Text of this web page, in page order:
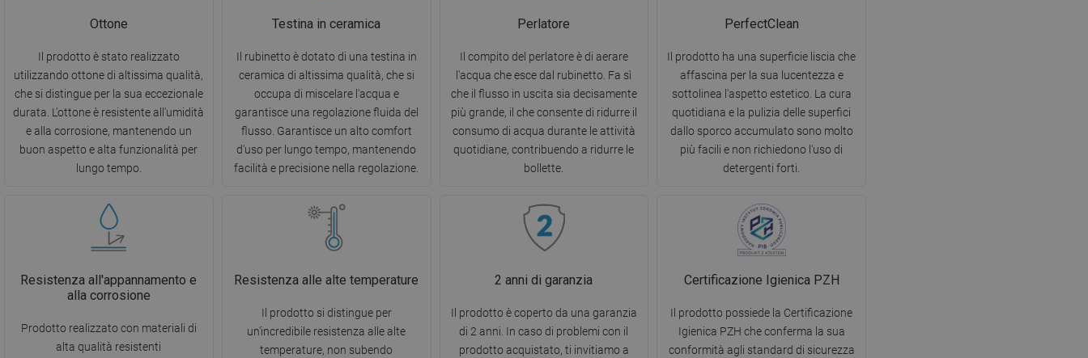
Ottone
Il prodotto è stato realizzato
utilizzando ottone di altissima qualità,
che si distingue per la sua eccezionale
durata. L'ottone è resistente all'umidità
e alla corrosione, mantenendo un
buon aspetto e alta funzionalità per
lungo tempo.
Testina in ceramica
Il rubinetto è dotato di una testina in
ceramica di altissima qualità, che si
occupa di miscelare l'acqua e
garantisce una regolazione fluida del
flusso. Garantisce un alto comfort
d'uso per lungo tempo, mantenendo
facilità e precisione nella regolazione.
Perlatore
Il compito del perlatore è di aerare
l'acqua che esce dal rubinetto. Fa sì
che il flusso in uscita sia decisamente
più grande, il che consente di ridurre il
consumo di acqua durante le attività
quotidiane, contribuendo a ridurre le
bollette.
PerfectClean
Il prodotto ha una superficie liscia che
affascina per la sua lucentezza e
sottolinea l'aspetto estetico. La cura
quotidiana e la pulizia delle superfici
dallo sporco accumulato sono molto
più facili e non richiedono l'uso di
detergenti forti.
Resistenza all'appannamento e
alla corrosione
Prodotto realizzato con materiali di
alta qualità resistenti
Resistenza alle alte temperature
Il prodotto si distingue per
un'incredibile resistenza alle alte
temperature, non subendo
2 anni di garanzia
Il prodotto è coperto da una garanzia
di 2 anni. In caso di problemi con il
prodotto acquistato, ti invitiamo a
Certificazione Igienica PZH
Il prodotto possiede la Certificazione
Igienica PZH che conferma la sua
conformità agli standard di sicurezza